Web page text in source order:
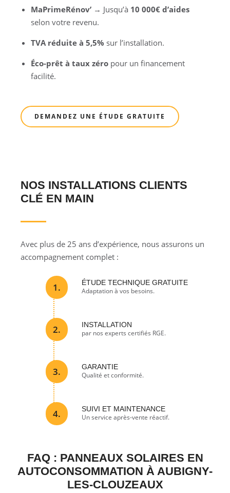
MaPrimeRénov’ → Jusqu’à 10 000€ d’aides
selon votre revenu.
TVA réduite à 5,5% sur l’installation.
Éco-prêt à taux zéro pour un financement
facilité.
DEMANDEZ UNE ÉTUDE GRATUITE
NOS INSTALLATIONS CLIENTS
CLÉ EN MAIN
Avec plus de 25 ans d’expérience, nous assurons un
accompagnement complet :
1. ÉTUDE TECHNIQUE GRATUITE
Adaptation à vos besoins.
2. INSTALLATION
par nos experts certifiés RGE.
3. GARANTIE
Qualité et conformité.
4. SUIVI ET MAINTENANCE
Un service après-vente réactif.
FAQ : PANNEAUX SOLAIRES EN
AUTOCONSOMMATION À AUBIGNY-
LES-CLOUZEAUX